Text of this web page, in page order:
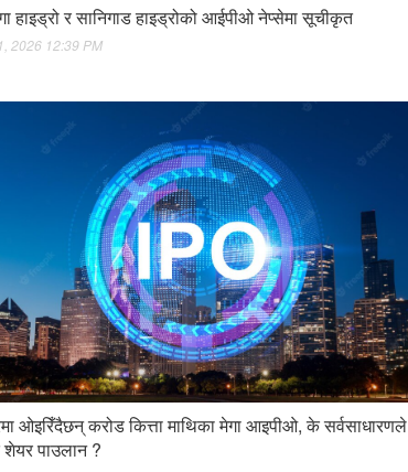
हाइड्रो र सानिगाड हाइड्रोको आईपीओ नेप्सेमा सूचीकृत
2026 12:39 PM
ओइरिँदैछन् करोड कित्ता माथिका मेगा आइपीओ, के सर्वसाधारणले
पाउलान ?